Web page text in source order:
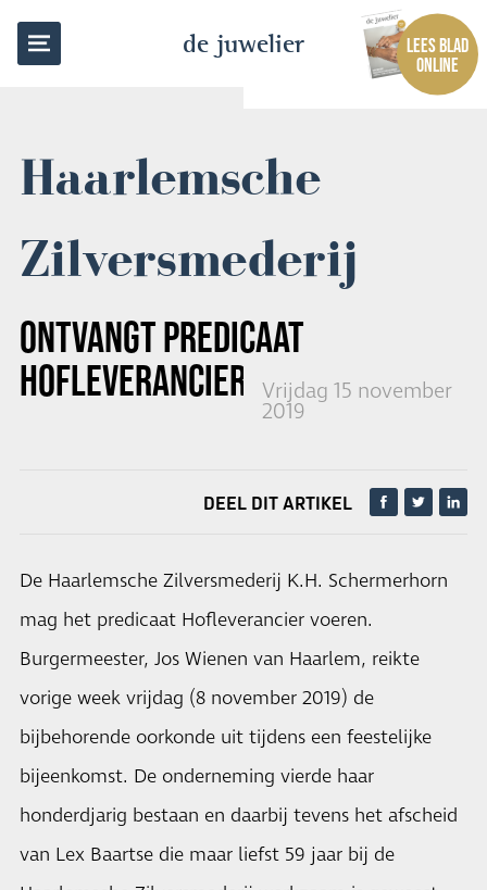
de juwelier
LEES BLAD
ONLINE
Haarlemsche
Zilversmederij
ONTVANGT PREDICAAT
HOFLEVERANCIER
Vrijdag 15 november
2019
TERUG NAAR OVERZICHT
DEEL DIT ARTIKEL
De Haarlemsche Zilversmederij K.H. Schermerhorn
mag het predicaat Hofleverancier voeren.
Burgermeester, Jos Wienen van Haarlem, reikte
vorige week vrijdag (8 november 2019) de
bijbehorende oorkonde uit tijdens een feestelijke
bijeenkomst. De onderneming vierde haar
honderdjarig bestaan en daarbij tevens het afscheid
van Lex Baartse die maar liefst 59 jaar bij de